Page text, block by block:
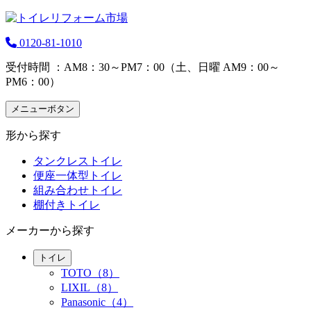
0120-81-1010
受付時間 ：AM8：30～PM7：00（土、日曜 AM9：00～
PM6：00）
メニューボタン
形から探す
タンクレストイレ
便座一体型トイレ
組み合わせトイレ
棚付きトイレ
メーカーから探す
トイレ
TOTO（8）
LIXIL（8）
Panasonic（4）